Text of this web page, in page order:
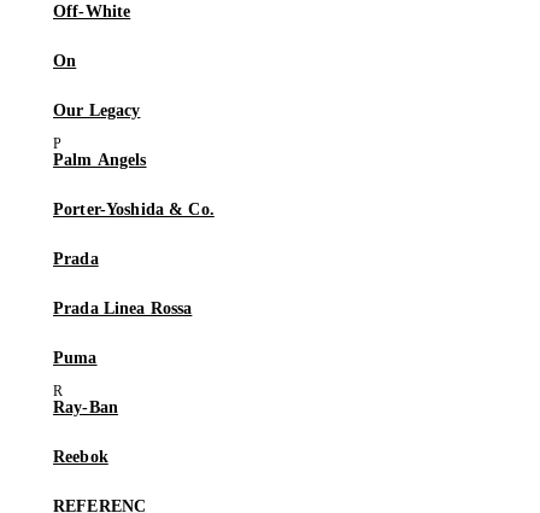
Off-White
On
Our Legacy
Palm Angels
Porter-Yoshida & Co.
Prada
Prada Linea Rossa
Puma
Ray-Ban
Reebok
REFERENC